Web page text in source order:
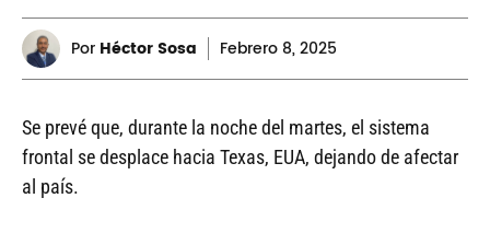
Por Héctor Sosa Febrero 8, 2025
Se prevé que, durante la noche del martes, el sistema
frontal se desplace hacia Texas, EUA, dejando de afectar
al país.